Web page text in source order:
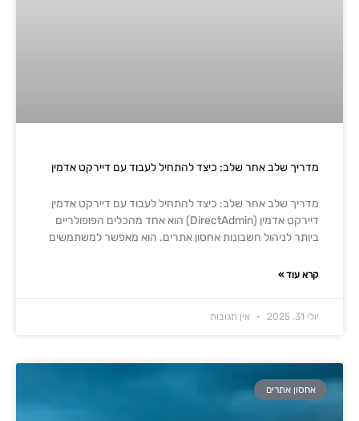
מדריך שלב אחר שלב: כיצד להתחיל לעבוד עם דיירקט אדמין
מדריך שלב אחר שלב: כיצד להתחיל לעבוד עם דיירקט אדמין
דיירקט אדמין (DirectAdmin) הוא אחד מהכלים הפופולריים
ביותר לניהול חשבונות אחסון אתרים. הוא מאפשר למשתמשים
קרא עוד »
יולי 31, 2025 אין תגובות
אחסון אתרים